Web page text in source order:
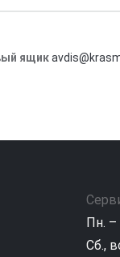
ящик
Пн. –
Сб.,